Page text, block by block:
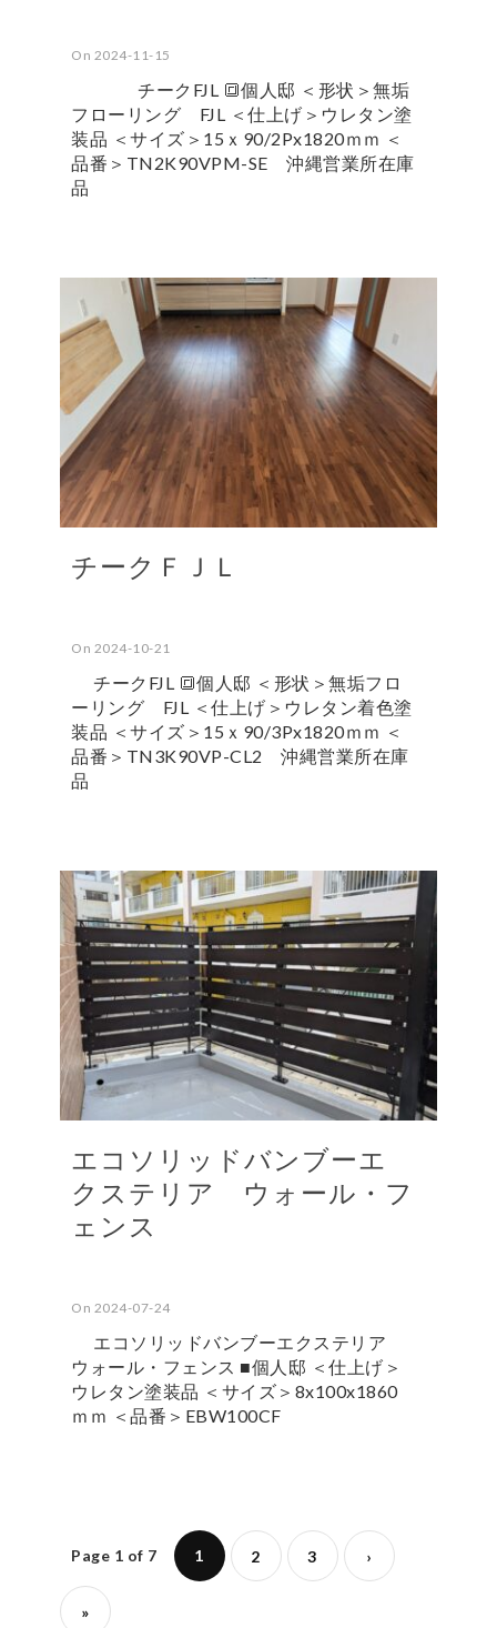
On 2024-11-15
チークFJL 🔳個人邸 ＜形状＞無垢
フローリング FJL ＜仕上げ＞ウレタン塗
装品 ＜サイズ＞15ｘ90/2Px1820ｍｍ ＜
品番＞TN2K90VPM-SE 沖縄営業所在庫
品
チークＦＪＬ
On 2024-10-21
チークFJL 🔳個人邸 ＜形状＞無垢フロ
ーリング FJL ＜仕上げ＞ウレタン着色塗
装品 ＜サイズ＞15ｘ90/3Px1820ｍｍ ＜
品番＞TN3K90VP-CL2 沖縄営業所在庫
品
エコソリッドバンブーエ
クステリア ウォール・フ
ェンス
On 2024-07-24
エコソリッドバンブーエクステリア
ウォール・フェンス ■個人邸 ＜仕上げ＞
ウレタン塗装品 ＜サイズ＞8x100x1860
ｍｍ ＜品番＞EBW100CF
Page 1 of 7 1 2 3 ›
»